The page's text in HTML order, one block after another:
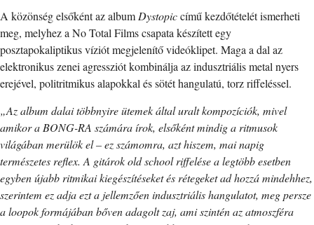
A közönség elsőként az album Dystopiccímű kezdőtételét ismerheti
meg, melyhez a No Total Films csapata készített egy
posztapokaliptikus víziót megjelenítő videóklipet. Maga a dal az
elektronikus zenei agressziót kombinálja az indusztriális metal nyers
erejével, politritmikus alapokkal és sötét hangulatú, torz riffeléssel.
„Az album dalai többnyire ütemek által uralt kompozíciók, mivel
amikor a BONG-RA számára írok, elsőként mindig a ritmusok
világában merülök el – ez számomra, azt hiszem, mai napig
természetes reflex. A gitárok old school riffelése a legtöbb esetben
egyben újabb ritmikai kiegészítéseket és rétegeket ad hozzá mindehhez,
szerintem ez adja ezt a jellemzően indusztriális hangulatot, meg persze
a loopok formájában bőven adagolt zaj, ami szintén az atmoszféra